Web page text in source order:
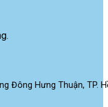
Đông Hưng Thuận, TP.